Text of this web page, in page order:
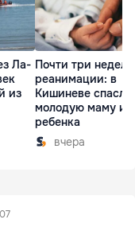
Ла-
из
Почти три
реанимации: в
Кишиневе спасли
молодую маму и
ребенка
вчера